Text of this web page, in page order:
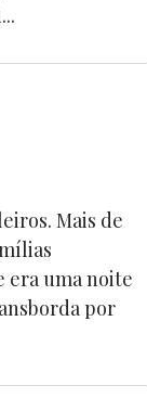
Mais de
era uma noite
por